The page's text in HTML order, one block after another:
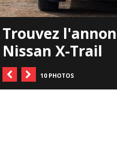
Trouvez
Nissan X-Trail
10 PHOTOS